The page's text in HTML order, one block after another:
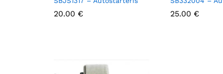
20.00 €
20.00 € 25.00 €
25.00 €